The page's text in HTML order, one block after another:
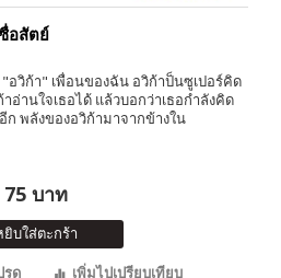
อสัตย์
"อวิก้า" เพื่อนของฉัน อวิก้าป็นซูเปอร์คิด
านใจเธอได้ แล้วบอกว่าเธอกำลังคิด
พลังของอวิก้ามาจากข้างใน
75 บาท
บใส่ตะกร้า
รด
เพิ่มไปเปรียบเทียบ